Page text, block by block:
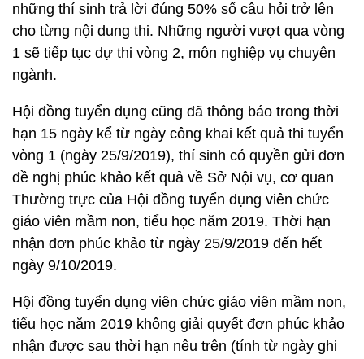
những thí sinh trả lời đúng 50% số câu hỏi trở lên
cho từng nội dung thi. Những người vượt qua vòng
1 sẽ tiếp tục dự thi vòng 2, môn nghiệp vụ chuyên
ngành.
Hội đồng tuyển dụng cũng đã thông báo trong thời
hạn 15 ngày kể từ ngày công khai kết quả thi tuyển
vòng 1 (ngày 25/9/2019), thí sinh có quyền gửi đơn
đề nghị phúc khảo kết quả về Sở Nội vụ, cơ quan
Thường trực của Hội đồng tuyển dụng viên chức
giáo viên mầm non, tiểu học năm 2019. Thời hạn
nhận đơn phúc khảo từ ngày 25/9/2019 đến hết
ngày 9/10/2019.
Hội đồng tuyển dụng viên chức giáo viên mầm non,
tiểu học năm 2019 không giải quyết đơn phúc khảo
nhận được sau thời hạn nêu trên (tính từ ngày ghi